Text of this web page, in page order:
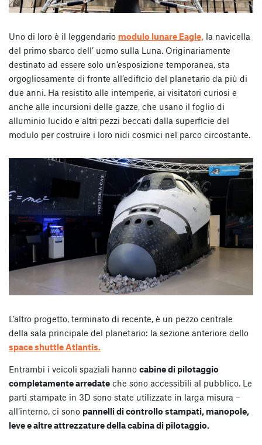
Uno di loro è il leggendario modulo lunare Eagle, la navicella
del primo sbarco dell’ uomo sulla Luna. Originariamente
destinato ad essere solo un’esposizione temporanea, sta
orgogliosamente di fronte all’edificio del planetario da più di
due anni. Ha resistito alle intemperie, ai visitatori curiosi e
anche alle incursioni delle gazze, che usano il foglio di
alluminio lucido e altri pezzi beccati dalla superficie del
modulo per costruire i loro nidi cosmici nel parco circostante.
L’altro progetto, terminato di recente, è un pezzo centrale
della sala principale del planetario: la sezione anteriore dello
space shuttle Atlantis.
Entrambi i veicoli spaziali hanno cabine di pilotaggio
completamente arredate che sono accessibili al pubblico. Le
parti stampate in 3D sono state utilizzate in larga misura –
all’interno, ci sono pannelli di controllo stampati, manopole,
leve e altre attrezzature della cabina di pilotaggio.